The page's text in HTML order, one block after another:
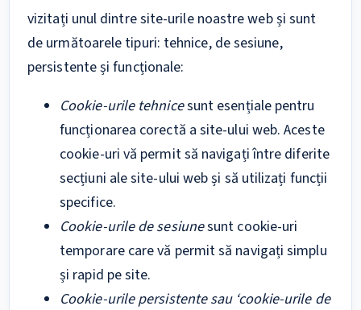
vizitați unul dintre site-urile noastre web și sunt
de următoarele tipuri: tehnice, de sesiune,
persistente și funcționale:
Cookie-urile tehnicesunt esențiale pentru
funcționarea corectă a site-ului web. Aceste
cookie-uri vă permit să navigați între diferite
secțiuni ale site-ului web și să utilizați funcții
specifice.
Cookie-urile de sesiunesunt cookie-uri
temporare care vă permit să navigați simplu
și rapid pe site.
Cookie-urile persistente sau ‘cookie-urile de